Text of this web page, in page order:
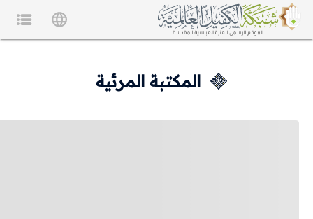
المكتبة المرئية